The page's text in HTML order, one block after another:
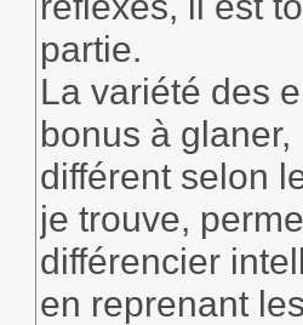
partie.
La variété des
bonus à
différent selon
je trouve,
différencier
en reprenant